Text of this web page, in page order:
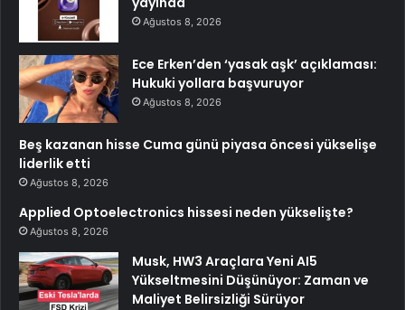
Ağustos 8, 2026
Ece Erken’den ‘yasak aşk’ açıklaması:
Hukuki yollara başvuruyor
Ağustos 8, 2026
Beş kazanan hisse Cuma günü piyasa öncesi yükselişe
liderlik etti
Ağustos 8, 2026
Applied Optoelectronics hissesi neden yükselişte?
Ağustos 8, 2026
Musk, HW3 Araçlara Yeni AI5
Yükseltmesini Düşünüyor: Zaman ve
Maliyet Belirsizliği Sürüyor